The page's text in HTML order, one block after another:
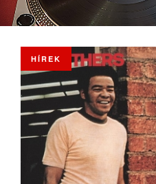
HÍREK